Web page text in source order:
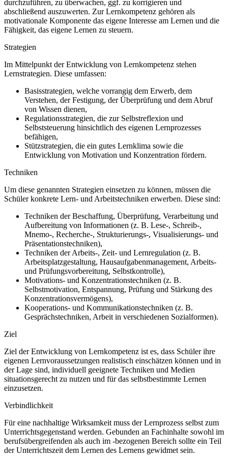
durchzuführen, zu überwachen, ggf. zu korrigieren und
abschließend auszuwerten. Zur Lernkompetenz gehören als
motivationale Komponente das eigene Interesse am Lernen und die
Fähigkeit, das eigene Lernen zu steuern.
Strategien
Im Mittelpunkt der Entwicklung von Lernkompetenz stehen
Lernstrategien. Diese umfassen:
Basisstrategien, welche vorrangig dem Erwerb, dem
Verstehen, der Festigung, der Überprüfung und dem Abruf
von Wissen dienen,
Regulationsstrategien, die zur Selbstreflexion und
Selbststeuerung hinsichtlich des eigenen Lernprozesses
befähigen,
Stützstrategien, die ein gutes Lernklima sowie die
Entwicklung von Motivation und Konzentration fördern.
Techniken
Um diese genannten Strategien einsetzen zu können, müssen die
Schüler konkrete Lern- und Arbeitstechniken erwerben. Diese sind:
Techniken der Beschaffung, Überprüfung, Verarbeitung und
Aufbereitung von Informationen (z. B. Lese-, Schreib-,
Mnemo-, Recherche-, Strukturierungs-, Visualisierungs- und
Präsentationstechniken),
Techniken der Arbeits-, Zeit- und Lernregulation (z. B.
Arbeitsplatzgestaltung, Hausaufgabenmanagement, Arbeits-
und Prüfungsvorbereitung, Selbstkontrolle),
Motivations- und Konzentrationstechniken (z. B.
Selbstmotivation, Entspannung, Prüfung und Stärkung des
Konzentrationsvermögens),
Kooperations- und Kommunikationstechniken (z. B.
Gesprächstechniken, Arbeit in verschiedenen Sozialformen).
Ziel
Ziel der Entwicklung von Lernkompetenz ist es, dass Schüler ihre
eigenen Lernvoraussetzungen realistisch einschätzen können und in
der Lage sind, individuell geeignete Techniken und Medien
situationsgerecht zu nutzen und für das selbstbestimmte Lernen
einzusetzen.
Verbindlichkeit
Für eine nachhaltige Wirksamkeit muss der Lernprozess selbst zum
Unterrichtsgegenstand werden. Gebunden an Fachinhalte sowohl im
berufsübergreifenden als auch im -bezogenen Bereich sollte ein Teil
der Unterrichtszeit dem Lernen des Lernens gewidmet sein.